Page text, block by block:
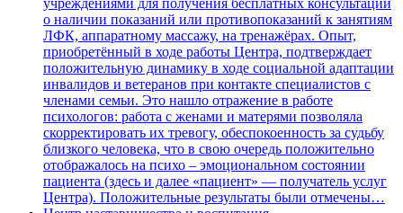
учреждениями для получения бесплатных консультаций
о наличии показаний или противопоказаний к занятиям
ЛФК, аппаратному массажу, на тренажёрах. Опыт,
приобретённый в ходе работы Центра, подтверждает
положительную динамику в ходе социальной адаптации
инвалидов и ветеранов при контакте специалистов с
членами семьи. Это нашло отражение в работе
психологов: работа с женами и матерями позволяла
скорректировать их тревогу, обеспокоенность за судьбу
близкого человека, что в свою очередь положительно
отображалось на психо – эмоциональном состоянии
пациента (здесь и далее «пациент» — получатель услуг
Центра). Положительные результаты были отмечены…